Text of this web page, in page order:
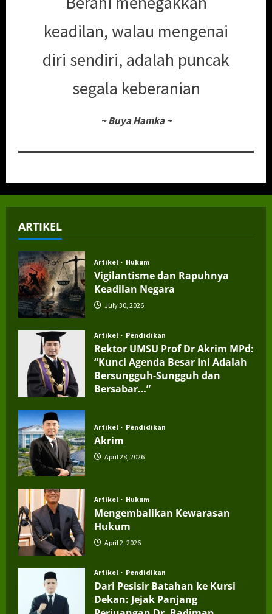
keadilan, walau mengenai
diri sendiri, adalah puncak
segala keberanian
~ Buya Hamka ~
ARTIKEL
Artikel Hukum
Vigilantisme dan Rapuhnya
Keadilan Negara
July 30, 2026
Artikel Pendidikan
Rektor UMSU Prof Dr Akrim MPd:
“Kunci Agenda Besar Ini Adalah
Bersungguh-Sungguh dan
Bersabar…”
Artikel Pendidikan
Akrim
April 28, 2026
Artikel Hukum
Mengembalikan Kewarasan
Hukum
April 2, 2026
Artikel Pendidikan
Dari Pesisir Batahan ke Kursi
Dekan: Jejak Panjang